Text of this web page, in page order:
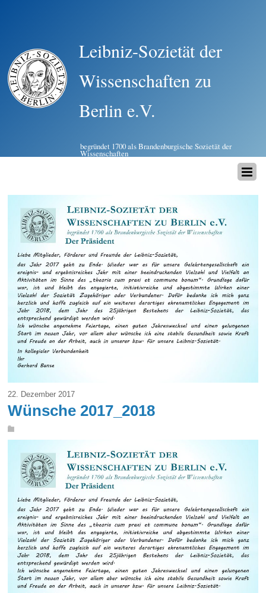
Leibniz-Sozietät der
Wissenschaften zu
Berlin e.V.
begründet 1700 als Brandenburgische Sozietät der
Wissenschaften
22. Dezember 2017
Wünsche 2017_2018